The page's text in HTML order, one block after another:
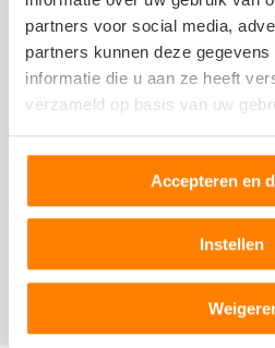
partners voor social media,
partners kunnen deze
informatie die u aan ze heeft
verzameld op basis van uw
Accepteren en
Instellen
Jeff kuiper
Erg vriendelijk geholpen.
Aan mij hebben ze zoiezo een